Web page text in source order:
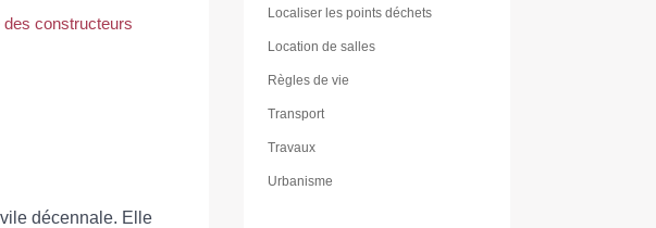
constructeurs
décennale. Elle
Localiser les points déchets
Location de salles
Règles de vie
Transport
Travaux
Urbanisme